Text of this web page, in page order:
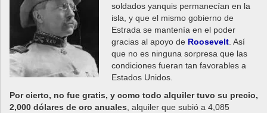
soldados yanquis permanecían en la
isla, y que el mismo gobierno de
Estrada se mantenía en el poder
gracias al apoyo de Roosevelt . Así
que no es ninguna sorpresa que las
condiciones fueran tan favorables a
Estados Unidos.
Por cierto, no fue gratis, y como todo alquiler tuvo su precio,
2,000 dólares de oro anuales , alquiler que subió a 4,085